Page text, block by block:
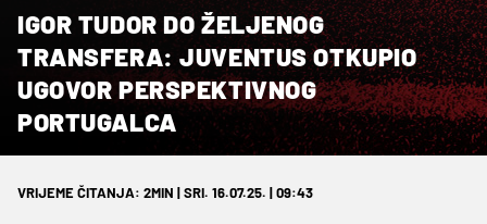
IGOR TUDOR DO ŽELJENOG
TRANSFERA: JUVENTUS OTKUPIO
UGOVOR PERSPEKTIVNOG
PORTUGALCA
VRIJEME ČITANJA: 2MIN | SRI. 16.07.25. | 09:43